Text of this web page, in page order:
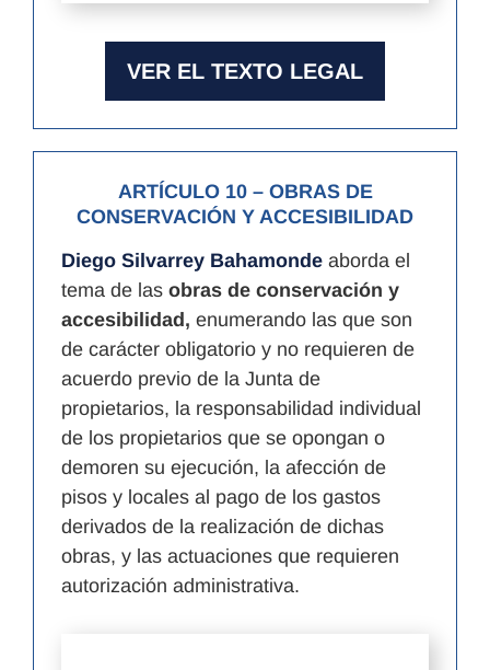
VER EL TEXTO LEGAL
ARTÍCULO 10– OBRAS DE
CONSERVACIÓN Y ACCESIBILIDAD
Diego Silvarrey Bahamonde aborda el
tema de las obras de conservación y
accesibilidad, enumerando las que son
de carácter obligatorio y no requieren de
acuerdo previo de la Junta de
propietarios, la responsabilidad individual
de los propietarios que se opongan o
demoren su ejecución, la afección de
pisos y locales al pago de los gastos
derivados de la realización de dichas
obras, y las actuaciones que requieren
autorización administrativa.